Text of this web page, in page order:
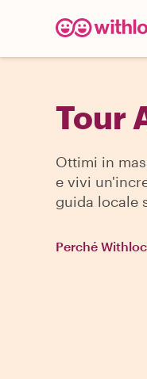
Tour
Ottimi in
e vivi
guida locale
Perché